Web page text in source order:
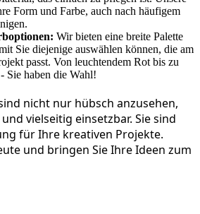
Form und Farbe, auch nach häufigem
Wir bieten eine breite Palette
Sie diejenige auswählen können, die am
passt. Von leuchtendem Rot bis zu
Sie haben die Wahl!
nicht nur hübsch anzusehen,
vielseitig einsetzbar. Sie sind
für Ihre kreativen Projekte.
und bringen Sie Ihre Ideen zum